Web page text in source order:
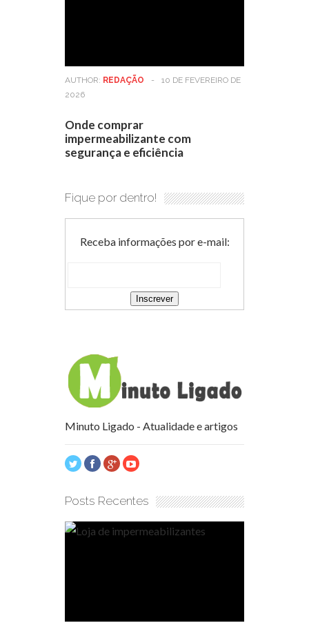
AUTHOR: REDAÇÃO -
10 DE FEVEREIRO DE
2026
Onde comprar
impermeabilizante com
segurança e eficiência
Fique por dentro!
Receba informações por e-mail:
Minuto Ligado - Atualidade e artigos
Posts Recentes